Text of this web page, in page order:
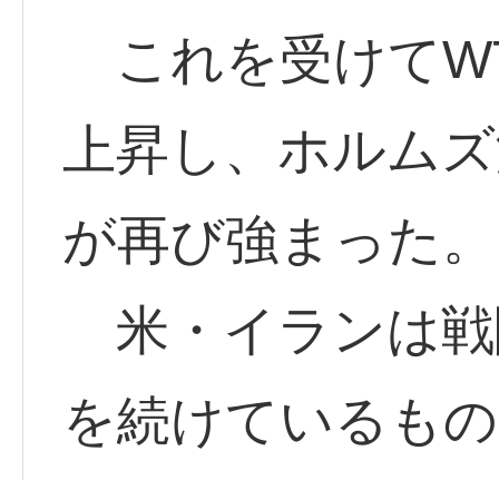
これを受けて
上昇し、ホルム
が再び強まった。
米・イランは
を続けているも